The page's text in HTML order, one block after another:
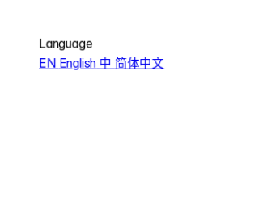
Language
EN English 中 简体中文